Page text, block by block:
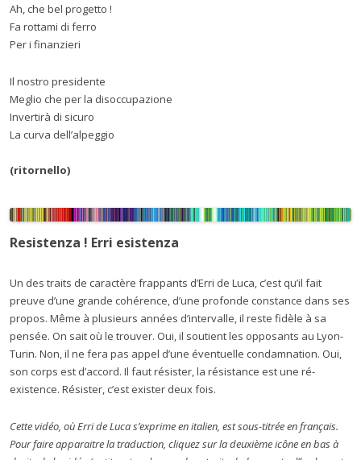
Ah, che bel progetto !
Fa rottami di ferro
Per i finanzieri
Il nostro presidente
Meglio che per la disoccupazione
Invertirà di sicuro
La curva dell’alpeggio
(ritornello)
Resistenza ! Erri esistenza
Un des traits de caractère frappants d’Erri de Luca, c’est qu’il fait
preuve d’une grande cohérence, d’une profonde constance dans ses
propos. Même à plusieurs années d’intervalle, il reste fidèle à sa
pensée. On sait où le trouver. Oui, il soutient les opposants au Lyon-
Turin. Non, il ne fera pas appel d’une éventuelle condamnation. Oui,
son corps est d’accord. Il faut résister, la résistance est une ré-
existence. Résister, c’est exister deux fois.
Cette vidéo, où Erri de Luca s’exprime en italien, est sous-titrée en français.
Pour faire apparaitre la traduction, cliquez sur la deuxième icône en bas à